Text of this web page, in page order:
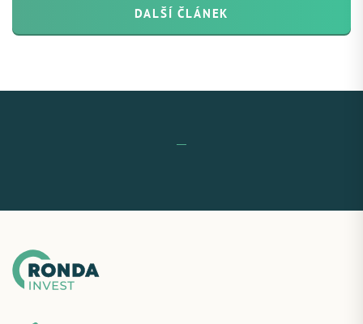
DALŠÍ ČLÁNEK